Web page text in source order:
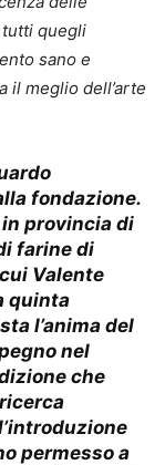
quegli
sano e
il meglio dell’arte
fondazione.
provincia di
farine di
Valente
quinta
l’anima del
nel
che
permesso a